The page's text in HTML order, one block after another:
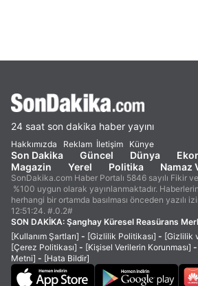
24 saat son dakika haber yayını
Hakkımızda Reklam İletişim Künye
Son Dakika Güncel Dünya
Magazin
Yerel Politika Namaz
SonDakika.com Haber Portalı 5846 sayılı Fikir
%100 uygun olarak yayınlanmaktadır.
herhangi bir ortamda basılması önceden yazılı
12:51:24. #.0.2#
SON DAKİKA: Şanghay Küresel Reasürans
[Kullanım Şartları] - [Gizlilik Politikası] - [Gizlilik
[Çerez Politikası] - [Kişisel Verilerin Korunması] -
Metni] - [Hata Bildir]